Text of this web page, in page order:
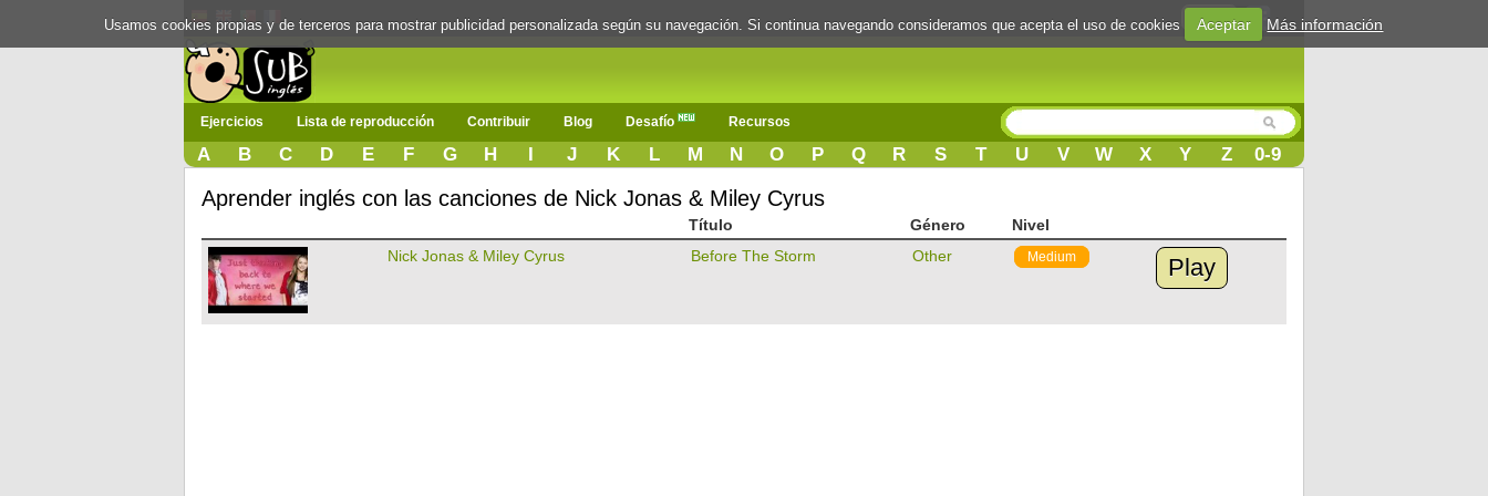
Login
Ejercicios Lista de reproducción Contribuir Blog Desafío Recursos
A B C D E F G H I J K L M N O P Q R S T U V W X Y Z 0-9
Aprender inglés con las canciones de Nick Jonas & Miley Cyrus
Título Género
Nivel
Nick Jonas & Miley Cyrus
Before The Storm Other Medium Play
Usamos cookies propias y de terceros para mostrar publicidad personalizada según su navegación. Si continua navegando consideramos que acepta el uso de cookies Aceptar Más información